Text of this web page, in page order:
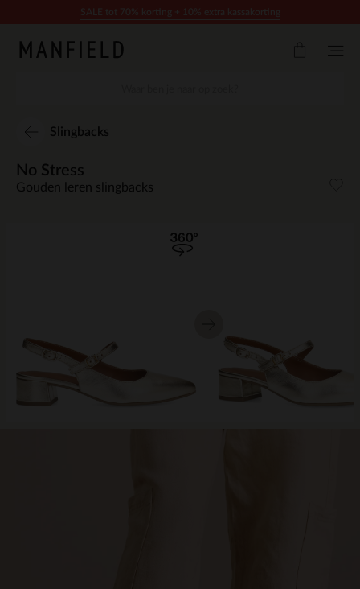
Slingbacks
No Stress
Gouden leren slingbacks